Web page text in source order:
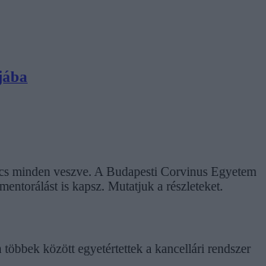
minden veszve. A Budapesti Corvinus Egyetem
is kapsz. Mutatjuk a részleteket.
között egyetértettek a kancellári rendszer